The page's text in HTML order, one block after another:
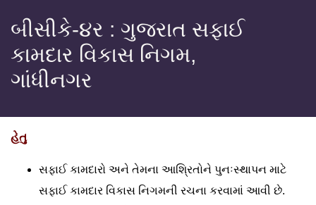
બીસીકે-૪ર : ગુજરાત સફાઈ
કામદાર વિકાસ નિગમ,
ગાંધીનગર
હેતુ
સફાઈ કામદારો અને તેમના આશ્રિતોને પુનઃસ્થાપન માટે
સફાઈ કામદાર વિકાસ નિગમની રચના કરવામાં આવી છે.